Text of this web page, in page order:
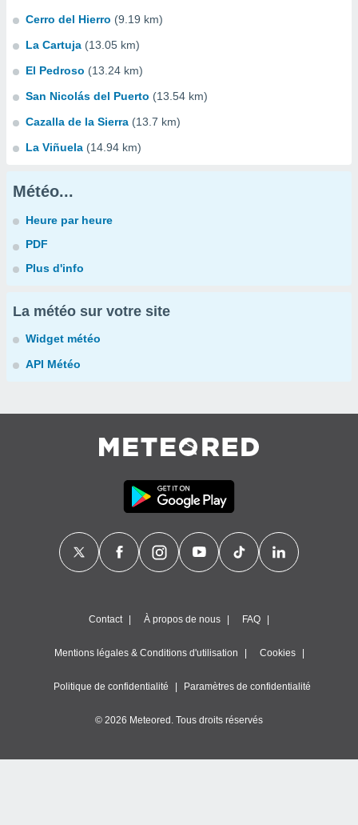
Cerro del Hierro (9.19 km)
La Cartuja (13.05 km)
El Pedroso (13.24 km)
San Nicolás del Puerto (13.54 km)
Cazalla de la Sierra (13.7 km)
La Viñuela (14.94 km)
Météo...
Heure par heure
PDF
Plus d'info
La météo sur votre site
Widget météo
API Météo
Contact À propos de nous FAQ
Mentions légales & Conditions d'utilisation Cookies
Politique de confidentialité Paramètres de confidentialité
© 2026 Meteored. Tous droits réservés